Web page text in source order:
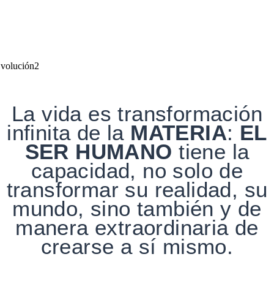
La vida es transformación
infinita de la MATERIA: EL
SER HUMANO tiene la
capacidad, no solo de
transformar su realidad, su
mundo, sino también y de
manera extraordinaria de
crearse a sí mismo.